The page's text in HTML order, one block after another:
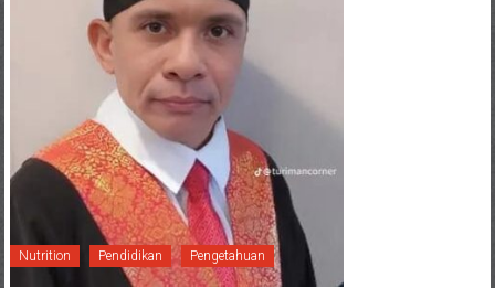
Nutrition Pendidikan Pengetahuan